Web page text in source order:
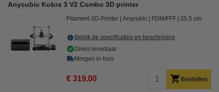
Anycubic Kobra 3 V2 Combo 3D printer
Filament 3D-Printer Anycubic FDM/FFF 25,5 cm
Bekijk de specificaties en beschrijving
Direct leverbaar
Morgen in huis
€ 319,00 Bestellen